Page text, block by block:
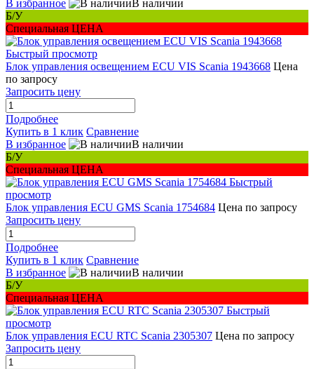
В избранное
В наличии
Б/У
Специальная ЦЕНА
Быстрый просмотр
Блок управления освещением ECU VIS Scania 1943668 Цена
по запросу
Запросить цену
Подробнее
Купить в 1 клик Сравнение
В избранное
В наличии
Б/У
Специальная ЦЕНА
Быстрый
просмотр
Блок управления ECU GMS Scania 1754684 Цена по запросу
Запросить цену
Подробнее
Купить в 1 клик Сравнение
В избранное
В наличии
Б/У
Специальная ЦЕНА
Быстрый
просмотр
Блок управления ECU RTC Scania 2305307 Цена по запросу
Запросить цену